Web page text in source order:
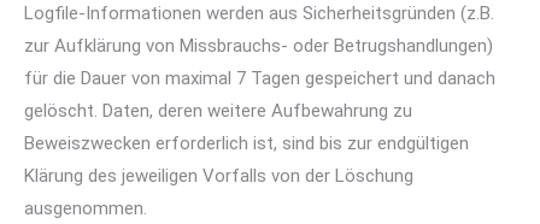
Logfile-Informationen werden aus Sicherheitsgründen (z.B.
zur Aufklärung von Missbrauchs- oder Betrugshandlungen)
für die Dauer von maximal 7 Tagen gespeichert und danach
gelöscht. Daten, deren weitere Aufbewahrung zu
Beweiszwecken erforderlich ist, sind bis zur endgültigen
Klärung des jeweiligen Vorfalls von der Löschung
ausgenommen.